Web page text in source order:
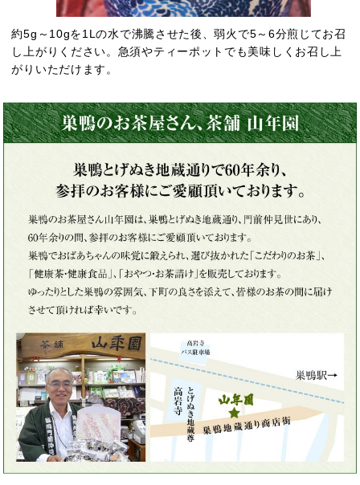
約5g～10gを1Lの水で沸騰させた後、弱火で5～6分煎じてお召
し上がりください。急須やティーポットでも美味しくお召し上
がりいただけます。